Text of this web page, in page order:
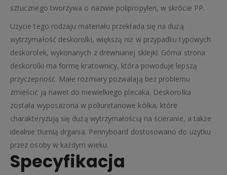
sztucznego tworzywa o nazwie polipropylen, w skrócie PP.
Użycie tego rodzaju materiału przekłada się na dużą
wytrzymałość deskorolki, większą niż w przypadku typowych
deskorolek, wykonanych z drewnianej sklejki. Górna strona
deskorolki ma formę kratownicy, która powoduje lepszą
przyczepność. Małe rozmiary pozwalają bez problemu
zmieścić ją nawet do niewielkiego plecaka. Deskorolka
została wyposażona w poliuretanowe kółka, które
charakteryzują się dużą wytrzymałością na ścieranie, a także
idealnie tłumią drgania. Pennyboard dostosowano do użytku
przez osoby w każdym wieku.
Specyfikacja